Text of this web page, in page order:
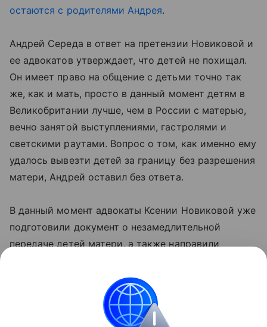
остаются с родителями Андрея.
Андрей Середа в ответ на претензии Новиковой и
ее адвокатов утверждает, что детей не похищал.
Он имеет право на общение с детьми точно так
же, как и мать, просто в данный момент детям в
Великобритании лучше, чем в России с матерью,
вечно занятой выступлениями, гастролями и
светскими раутами. Вопрос о том, как именно ему
удалось вывезти детей за границу без разрешения
матери, Андрей оставил без ответа.
В данный момент адвокаты Ксении Новиковой уже
подготовили документ о незамедлительной
передаче детей матери, а также направили
Ксения рассчитывает, что широкая огласка
позволит быстрее решить ее проблему и поможет
вернуть детей как можно скорее.